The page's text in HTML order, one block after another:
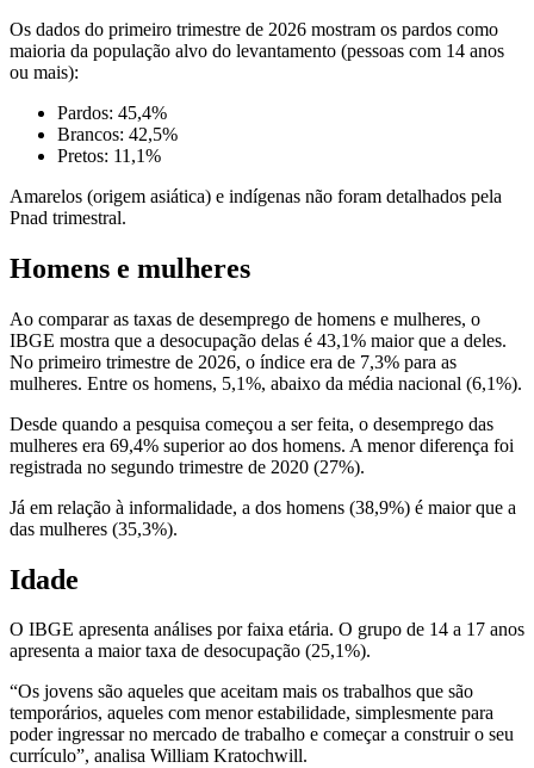
Os dados do primeiro trimestre de 2026 mostram os pardos como
maioria da população alvo do levantamento (pessoas com 14 anos
ou mais):
Pardos: 45,4%
Brancos: 42,5%
Pretos: 11,1%
Amarelos (origem asiática) e indígenas não foram detalhados pela
Pnad trimestral.
Homens e mulheres
Ao comparar as taxas de desemprego de homens e mulheres, o
IBGE mostra que a desocupação delas é 43,1% maior que a deles.
No primeiro trimestre de 2026, o índice era de 7,3% para as
mulheres. Entre os homens, 5,1%, abaixo da média nacional (6,1%).
Desde quando a pesquisa começou a ser feita, o desemprego das
mulheres era 69,4% superior ao dos homens. A menor diferença foi
registrada no segundo trimestre de 2020 (27%).
Já em relação à informalidade, a dos homens (38,9%) é maior que a
das mulheres (35,3%).
Idade
O IBGE apresenta análises por faixa etária. O grupo de 14 a 17 anos
apresenta a maior taxa de desocupação (25,1%).
“Os jovens são aqueles que aceitam mais os trabalhos que são
temporários, aqueles com menor estabilidade, simplesmente para
poder ingressar no mercado de trabalho e começar a construir o seu
currículo”, analisa William Kratochwill.